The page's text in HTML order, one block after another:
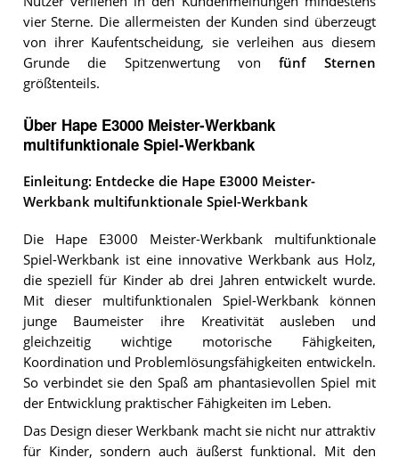
vier Sterne. Die allermeisten der Kunden sind überzeugt
von ihrer Kaufentscheidung, sie verleihen aus diesem
Grunde die Spitzenwertung vonfünf Sternen
größtenteils.
Über Hape E3000 Meister-Werkbank
multifunktionale Spiel-Werkbank
Einleitung: Entdecke die Hape E3000 Meister-
Werkbank multifunktionale Spiel-Werkbank
Die Hape E3000 Meister-Werkbank multifunktionale
Spiel-Werkbank ist eine innovative Werkbank aus Holz,
die speziell für Kinder ab drei Jahren entwickelt wurde.
Mit dieser multifunktionalen Spiel-Werkbank können
junge Baumeister ihre Kreativität ausleben und
gleichzeitig wichtige motorische Fähigkeiten,
Koordination und Problemlösungsfähigkeiten entwickeln.
So verbindet sie den Spaß am phantasievollen Spiel mit
der Entwicklung praktischer Fähigkeiten im Leben.
Das Design dieser Werkbank macht sie nicht nur attraktiv
für Kinder, sondern auch äußerst funktional. Mit den